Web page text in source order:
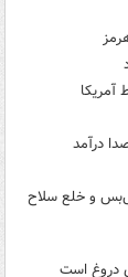
درآمد
و خلع سلاح
دروغ است